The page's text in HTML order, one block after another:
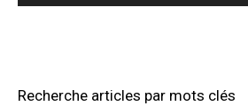
Recherche articles par mots clés